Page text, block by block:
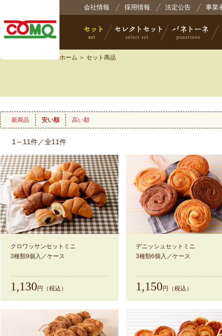
株式会社コモ
会社情報 採用情報 法定公告 事業
ホーム ＞ セット商品
新商品 安い順 高い順
1～11件／全11件
クロワッサンセットミニ
3種類9個入／ケース
1,130 円（税込）
デニッシュセットミニ
3種類6個入／ケース
1,150 円（税込）